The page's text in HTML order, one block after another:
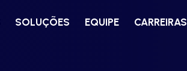
SOLUÇÕES EQUIPE CARREIRAS